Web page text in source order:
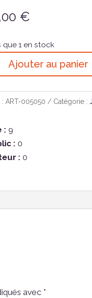
€
que 1 en stock
Ajouter au panier
: ART-005050 Catégorie :
: 9
: 0
: 0
avec *